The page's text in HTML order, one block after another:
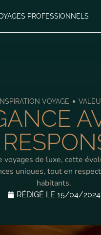
PROFESSIONNELS
VOYAGE •
voyages de luxe, cette
uniques, tout en
habitants.
RÉDIGÉ LE 15/04/2024